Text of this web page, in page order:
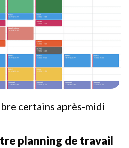
certains après-midi
planning de travail